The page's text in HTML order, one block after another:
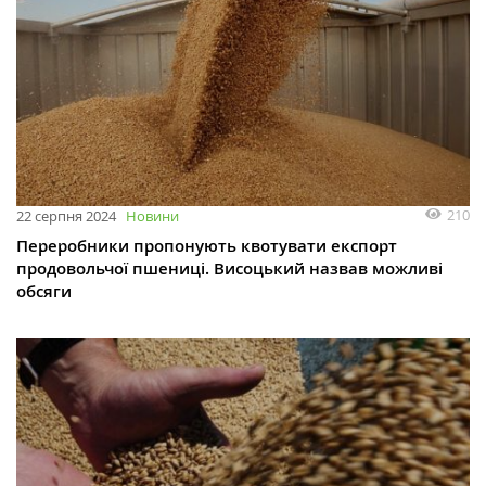
22 серпня 2024 Новини 210
Переробники пропонують квотувати експорт
продовольчої пшениці. Висоцький назвав можливі
обсяги